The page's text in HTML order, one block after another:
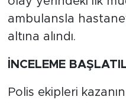
ambulansla
altına alındı.
İNCELEME
Polis ekipleri